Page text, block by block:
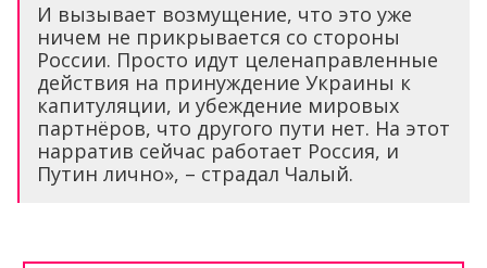
И вызывает возмущение, что это уже
ничем не прикрывается со стороны
России. Просто идут целенаправленные
действия на принуждение Украины к
капитуляции, и убеждение мировых
партнёров, что другого пути нет. На этот
нарратив сейчас работает Россия, и
Путин лично», – страдал Чалый.